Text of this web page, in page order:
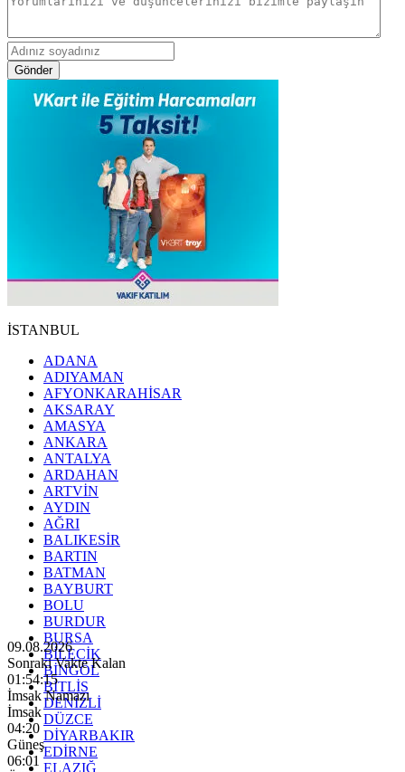
Gönder
İSTANBUL
ADANA
ADIYAMAN
AFYONKARAHİSAR
AKSARAY
AMASYA
ANKARA
ANTALYA
ARDAHAN
ARTVİN
AYDIN
AĞRI
BALIKESİR
BARTIN
BATMAN
BAYBURT
BOLU
BURDUR
BURSA
BİLECİK
BİNGÖL
BİTLİS
DENİZLİ
DÜZCE
DİYARBAKIR
EDİRNE
ELAZIĞ
09.08.2026
Sonraki Vakte Kalan
01:54:13
İmsak Namazı
İmsak
04:20
Güneş
06:01